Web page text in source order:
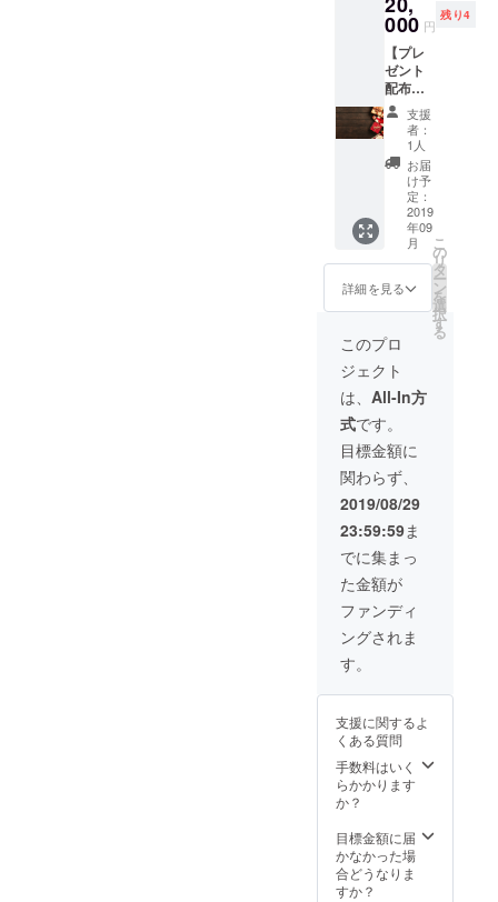
記入を
お願い
いたし
ます）
チケッ
トは
メール
等で配
信いた
します
ので、
メール
アドレ
スを必
ず記載
して下
イベン
トへ協
力して
頂いて
いる、
協賛企
業とし
てをお
名前を
掲載さ
せて頂
きま
す。 PR
やCSR
の一助
となれ
000 円
残り4
【プレ
ゼント
配布の
ご協力
20,000
円（税
込）】
当日来
場する
学生や
社会人
へ、粗
品など
をプレ
ゼント
する権
利で
す。 参
加人数
分をご
用意い
ただ
き、
リーフ
レット
ととも
に同梱
いたし
ます。
PRや
CSRの
一助と
なりま
したら
内容に
の詳細
は、別
途調整
させて
頂きま
支援
者：
1人
お届
け予
定：
2019
年09
月
詳細を見る
こ
の
リ
タ
ー
ン
を
選
択
す
る
このプロ
ジェクト
は、 All-In方
式です。
目標金額に
関わらず、
2019/08/29
23:59:59ま
でに集まっ
た金額が
ファンディ
ングされま
す。
支援に関するよ
くある質問
手数料はいく
らかかります
か？
目標金額に届
かなかった場
合どうなりま
すか？